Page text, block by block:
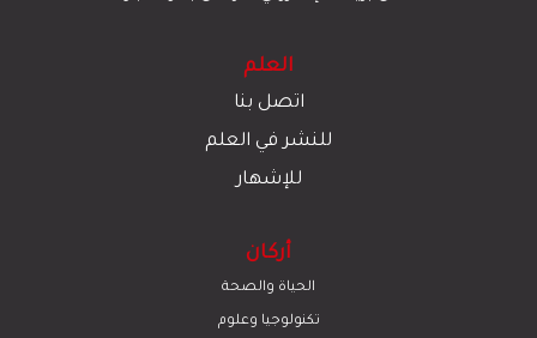
العلم
اتصل بنا
للنشر في العلم
للإشهار
أركان
الحياة والصحة
تكنولوجيا وعلوم